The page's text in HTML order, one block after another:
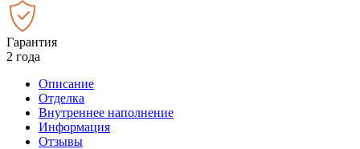
Гарантия
2 года
Описание
Отделка
Внутреннее наполнение
Информация
Отзывы